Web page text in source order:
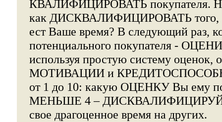
КВАЛИФИЦИРОВАТЬ покупателя.
как ДИСКВАЛИФИЦИРОВАТЬ того,
ест Ваше время? В следующий раз,
потенциального покупателя -
используя простую систему оценок,
МОТИВАЦИИ и
от 1 до 10: какую ОЦЕНКУ Вы ему
МЕНЬШЕ 4 – ДИСКВАЛИФИЦИРУЙТЕ
свое драгоценное время на других.